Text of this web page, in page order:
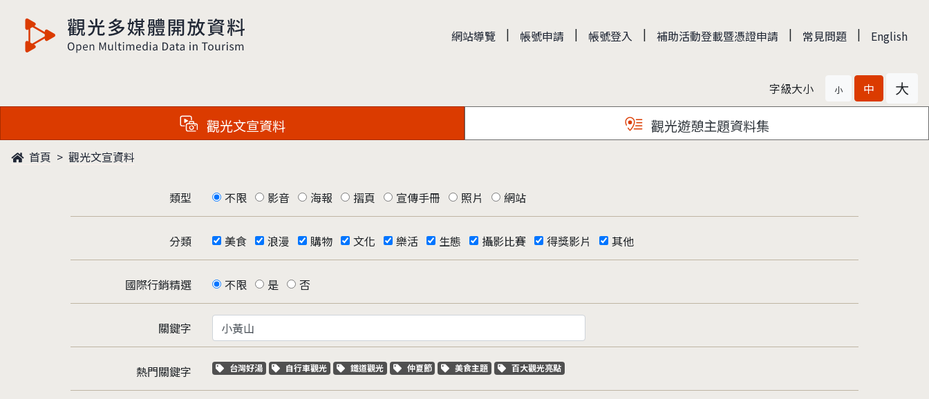
觀光多媒體開放資料 網站導覽 | 帳號申請 | 帳號登入 | 補助活動登載暨憑證申請 | 常見問題 | English
字級大小 小 中 大
觀光文宣資料 觀光遊憩主題資料集
首頁 觀光文宣資料
類型 不限 影音 海報 摺頁 宣傳手冊 照片 網站
分類 美食 浪漫 購物 文化 樂活 生態 攝影比賽 得獎影片 其他
國際行銷精選 不限 是 否
關鍵字
熱門關鍵字 關鍵字標籤
台灣好湯 關鍵字標籤
自行車觀光 關鍵字標籤
鐵道觀光 關鍵字標籤
仲夏節 關鍵字標籤
美食主題 關鍵字標籤
百大觀光亮點